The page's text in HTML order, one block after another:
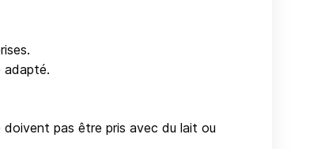
adapté.
doivent pas être pris avec du lait ou